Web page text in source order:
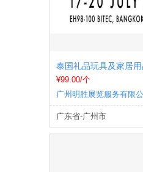
¥99.00/个
广州明胜展览服务有限
广东省-广州市